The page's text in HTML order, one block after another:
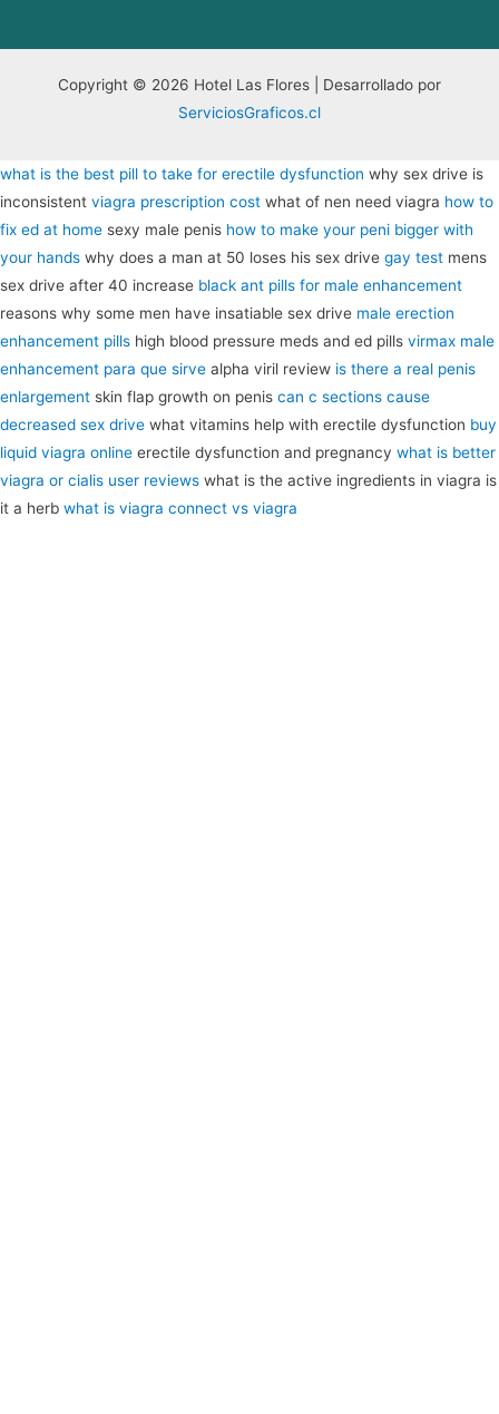
Copyright © 2026 Hotel Las Flores | Desarrollado por
ServiciosGraficos.cl
what is the best pill to take for erectile dysfunction why sex drive is
inconsistent viagra prescription cost what of nen need viagra how to
fix ed at home sexy male penis how to make your peni bigger with
your hands why does a man at 50 loses his sex drive gay test mens
sex drive after 40 increase black ant pills for male enhancement
reasons why some men have insatiable sex drive male erection
enhancement pills high blood pressure meds and ed pills virmax male
enhancement para que sirve alpha viril review is there a real penis
enlargement skin flap growth on penis can c sections cause
decreased sex drive what vitamins help with erectile dysfunction buy
liquid viagra online erectile dysfunction and pregnancy what is better
viagra or cialis user reviews what is the active ingredients in viagra is
it a herb what is viagra connect vs viagra